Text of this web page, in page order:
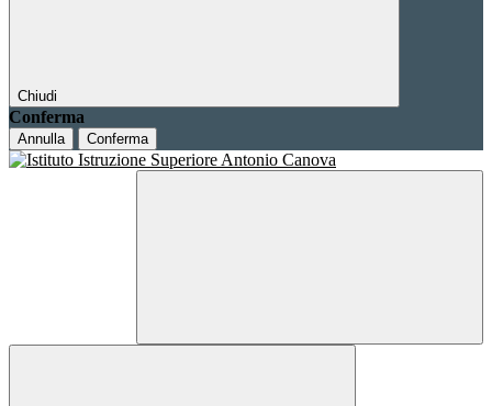
Chiudi
Conferma
Annulla Conferma